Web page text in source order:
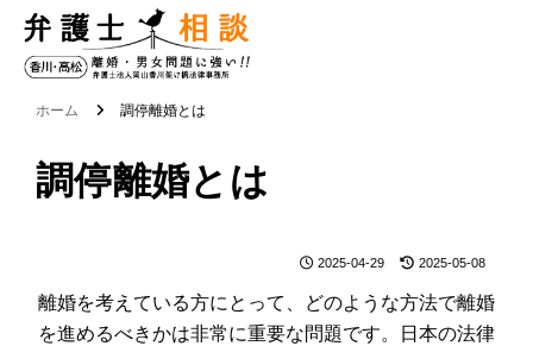
香
川
松
・
ホーム 調停離婚とは
調停離婚とは
2025-04-29 2025-05-08
離婚を考えている方にとって、どのような方法で離婚
を進めるべきかは非常に重要な問題です。日本の法律